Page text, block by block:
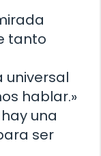
tanto
universal
hablar.»
una
ser